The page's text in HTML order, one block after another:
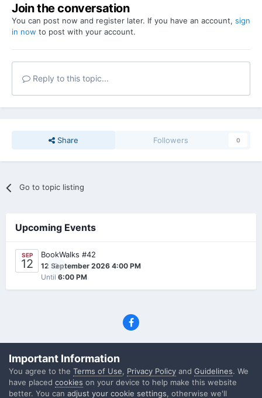
Join the conversation
You can post now and register later. If you have an account, sign
in now to post with your account.
Reply to this topic...
Share Followers 0
Go to topic listing
Upcoming Events
SEP
12 0
BookWalks #42
12 September 2026 4:00 PM
Until 6:00 PM
(C) SFF.gr, All rights reserved
Powered by Invision Community
Important Information
You agree to the Terms of Use, Privacy Policy and Guidelines. We
have placed cookies on your device to help make this website
better. You can adjust your cookie settings, otherwise we'll